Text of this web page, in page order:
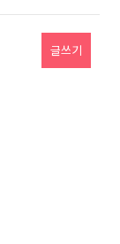
글쓰기